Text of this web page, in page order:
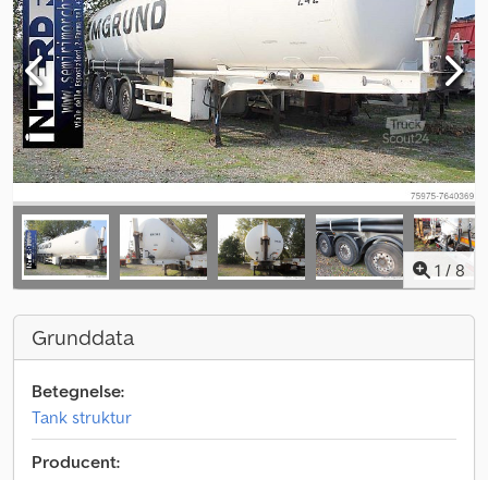
1 / 8
Grunddata
Betegnelse:
Tank struktur
Producent: